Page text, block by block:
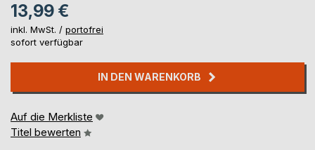
13,99 €
inkl. MwSt. / portofrei
sofort verfügbar
IN DEN WARENKORB
Auf die Merkliste
Titel bewerten